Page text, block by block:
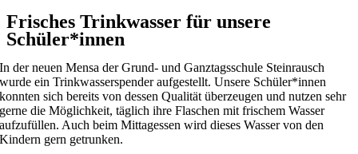
Frisches Trinkwasser für unsere
Schüler*innen
In der neuen Mensa der Grund- und Ganztagsschule Steinrausch
wurde ein Trinkwasserspender aufgestellt. Unsere Schüler*innen
konnten sich bereits von dessen Qualität überzeugen und nutzen sehr
gerne die Möglichkeit, täglich ihre Flaschen mit frischem Wasser
aufzufüllen. Auch beim Mittagessen wird dieses Wasser von den
Kindern gern getrunken.